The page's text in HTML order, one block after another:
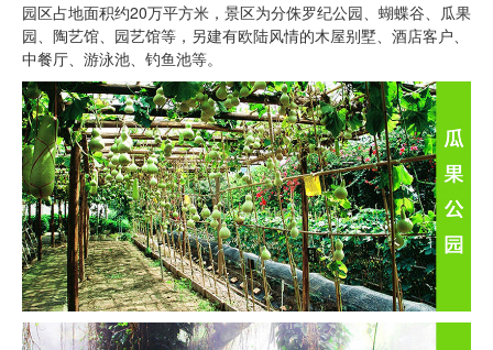
园区占地面积约20万平方米，景区为分侏罗纪公园、蝴蝶谷、瓜果
园、陶艺馆、园艺馆等，另建有欧陆风情的木屋别墅、酒店客户、
中餐厅、游泳池、钓鱼池等。